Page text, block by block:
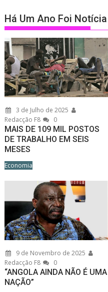
Há Um Ano Foi Notícia
3 de Julho de 2025
Redacção F8
0
MAIS DE 109 MIL POSTOS
DE TRABALHO EM SEIS
MESES
Economia
9 de Novembro de 2025
Redacção F8
0
“ANGOLA AINDA NÃO É UMA
NAÇÃO”